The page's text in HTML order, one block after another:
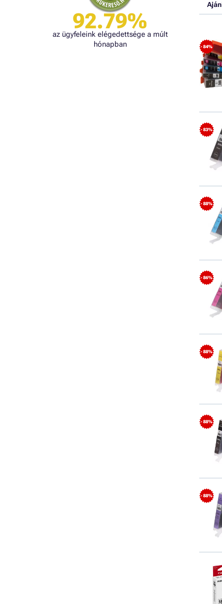
92.79%
az ügyfeleink elégedettsége a múlt
hónapban
- 84%
- 83%
- 88%
- 86%
- 88%
- 88%
- 88%